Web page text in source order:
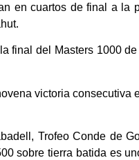
en cuartos de final a
final del Masters 1000
victoria
Trofeo Conde de
sobre tierra batida es